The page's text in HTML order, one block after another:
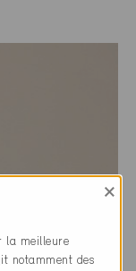
×
la meilleure
notamment des